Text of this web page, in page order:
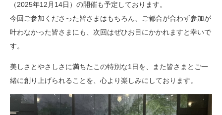
（2025年12月14日）の開催も予定しております。
今回ご参加くださった皆さまはもちろん、ご都合が合わず参加が
叶わなかった皆さまにも、次回はぜひお目にかかれますと幸いで
す。
美しさとやさしさに満ちたこの特別な1日を、また皆さまとご一
緒に創り上げられることを、心より楽しみにしております。